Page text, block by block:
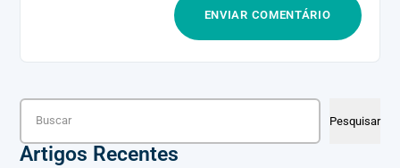
Pesquisar
Artigos Recentes